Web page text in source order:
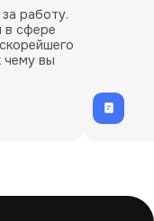
работу.
в сфере
чему вы